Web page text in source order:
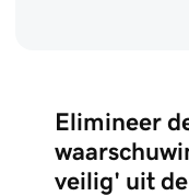
Elimineer
veilig' uit de